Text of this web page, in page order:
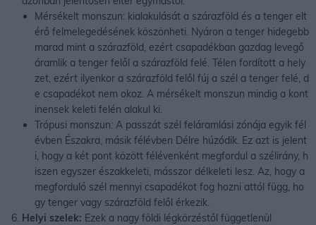
Mérsékelt monszun: kialakulását a szárazföld és a tenger elt
érő felmelegedésének köszönheti. Nyáron a tenger hidegebb
marad mint a szárazföld, ezért csapadékban gazdag levegő
áramlik a tenger felől a szárazföld felé. Télen fordított a hely
zet, ezért ilyenkor a szárazföld felől fúj a szél a tenger felé, d
e csapadékot nem okoz. A mérsékelt monszun mindig a kont
inensek keleti felén alakul ki.
Trópusi monszun: A passzát szél feláramlási zónája egyik fél
évben Északra, másik félévben Délre húzódik. Ez azt is jelent
i, hogy a két pont között félévenként megfordul a szélirány, h
iszen egyszer északkeleti, másszor délkeleti lesz. Az, hogy a
megforduló szél mennyi csapadékot fog hozni attól függ, ho
gy tenger vagy szárazföld felől érkezik.
Helyi szelek: Ezek a nagy földi légkörzéstől függetlenül